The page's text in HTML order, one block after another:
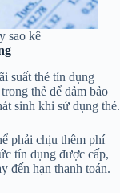
sao kê
suất thẻ tín dụng
thẻ để đảm bảo
sinh khi sử dụng thẻ.
phải chịu thêm phí
tín dụng được cấp,
đến hạn thanh toán.